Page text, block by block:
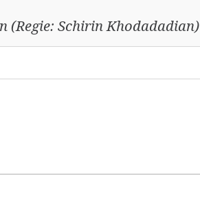
(Regie: Schirin Khodadadian)